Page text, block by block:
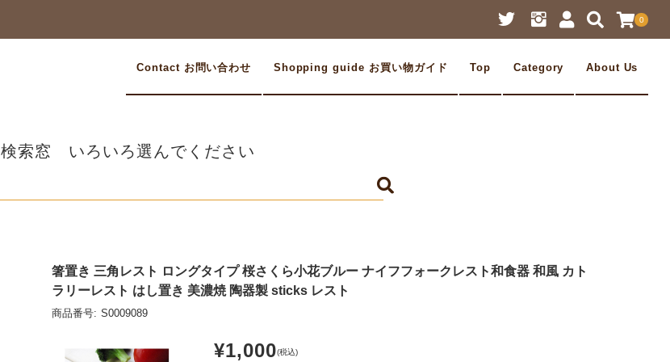
0
Contact お問い合わせ Shopping guide お買い物ガイド Top Category About Us
検索窓 いろいろ選んでください
箸置き 三角レスト ロングタイプ 桜さくら小花ブルー ナイフフォークレスト和食器 和風 カト
ラリーレスト はし置き 美濃焼 陶器製 sticks レスト
商品番号: S0009089
¥1,000(税込)